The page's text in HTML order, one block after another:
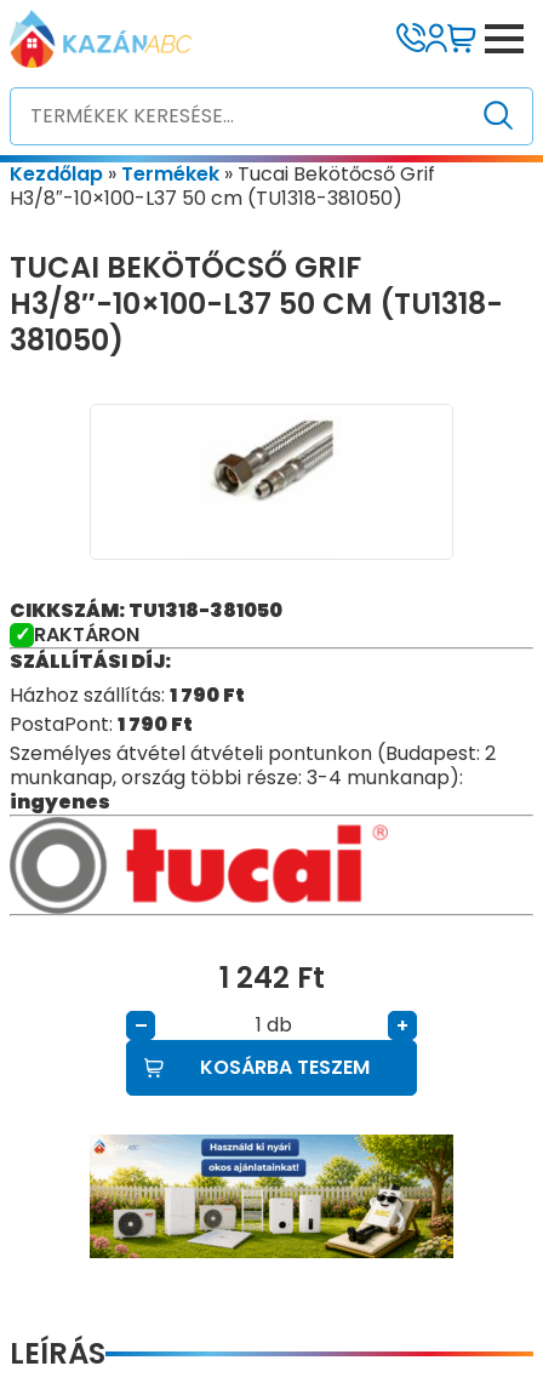
Kezdőlap » Termékek » Tucai Bekötőcső Grif
H3/8″-10×100-L37 50 cm (TU1318-381050)
TUCAI BEKÖTŐCSŐ GRIF
H3/8″-10×100-L37 50 CM (TU1318-
381050)
CIKKSZÁM: TU1318-381050
RAKTÁRON
SZÁLLÍTÁSI DÍJ:
Házhoz szállítás: 1 790Ft
PostaPont: 1 790Ft
Személyes átvétel átvételi pontunkon (Budapest: 2
munkanap, ország többi része: 3-4 munkanap):
ingyenes
1 242 Ft
– db
+
KOSÁRBA TESZEM
LEÍRÁS